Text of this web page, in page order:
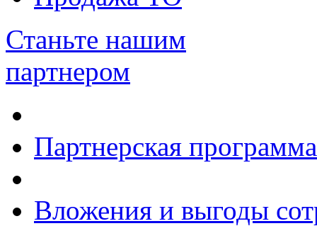
Станьте нашим
партнером
Партнерская программа
Вложения и выгоды